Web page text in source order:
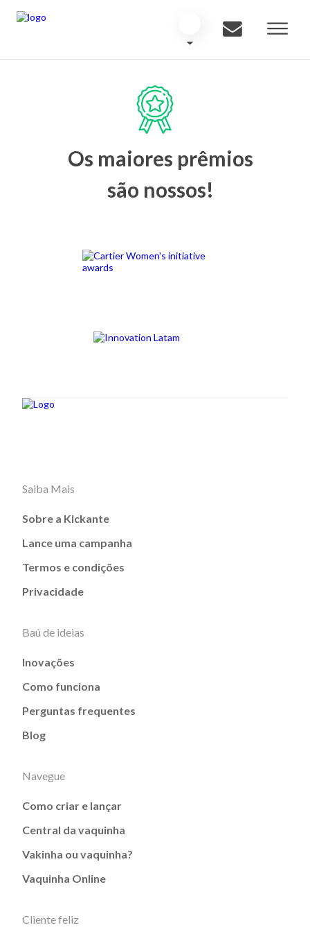
Os maiores prêmios
são nossos!
Saiba Mais
Sobre a Kickante
Lance uma campanha
Termos e condições
Privacidade
Baú de ideias
Inovações
Como funciona
Perguntas frequentes
Blog
Navegue
Como criar e lançar
Central da vaquinha
Vakinha ou vaquinha?
Vaquinha Online
Cliente feliz